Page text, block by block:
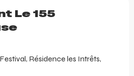
Le 155
Résidence les Intrêts,